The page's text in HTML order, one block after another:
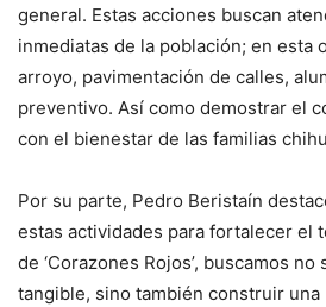
general. Estas acciones buscan
inmediatas de la población; en esta
arroyo, pavimentación de calles,
preventivo. Así como demostrar el
con el bienestar de las familias
Por su parte, Pedro Beristaín
estas actividades para fortalecer el
de ‘Corazones Rojos’, buscamos
tangible, sino también construir una